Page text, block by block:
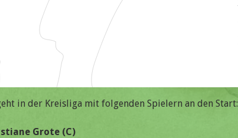
in der Kreisliga mit folgenden Spielern an den Start:
Grote (C)